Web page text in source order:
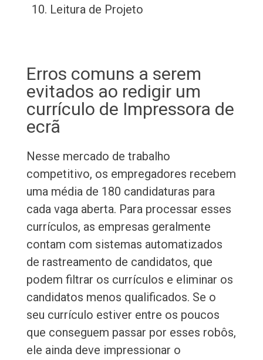
Leitura de Projeto
Erros comuns a serem
evitados ao redigir um
currículo de Impressora de
ecrã
Nesse mercado de trabalho
competitivo, os empregadores recebem
uma média de 180 candidaturas para
cada vaga aberta. Para processar esses
currículos, as empresas geralmente
contam com sistemas automatizados
de rastreamento de candidatos, que
podem filtrar os currículos e eliminar os
candidatos menos qualificados. Se o
seu currículo estiver entre os poucos
que conseguem passar por esses robôs,
ele ainda deve impressionar o